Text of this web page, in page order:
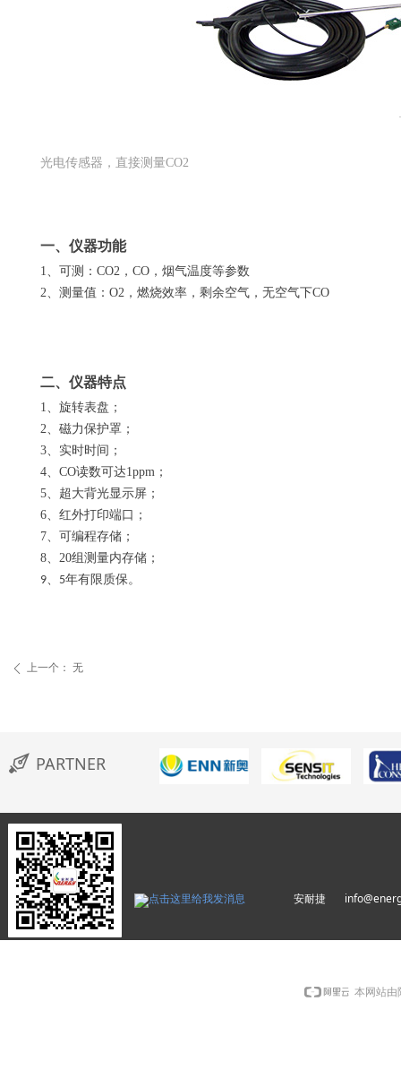
光电传感器，直接测量CO2
ꄴ 上一个： 无
一、仪器功能
1、可测： CO2 ， CO ，烟气温度等参数
2、测量值： O2 ，燃烧效率，剩余空气，无空气下CO
二、仪器特点
1、旋转表盘；
2、磁力保护罩；
3、实时时间；
4、 CO读数可达1ppm ；
5、超大背光显示屏；
6、红外打印端口；
7、可编程存储；
8、 20组测量内存储；
9、 5年有限质保。
PARTNER
安耐捷
本网站由